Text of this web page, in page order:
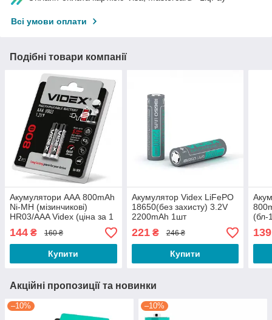
Всі умови оплати
Подібні товари компанії
Акумулятори AAА 800mAh
Ni-MH (мізинчикові)
HR03/AAA Videx (ціна за 1
шт)
144 ₴ 160 ₴
Купити
Акумулятор Videx LiFePO
18650(без захисту) 3.2V
2200mAh 1шт
221₴ 246 ₴
Купити
(бл-
139
Акційні пропозиції та новинки
–10% –10%